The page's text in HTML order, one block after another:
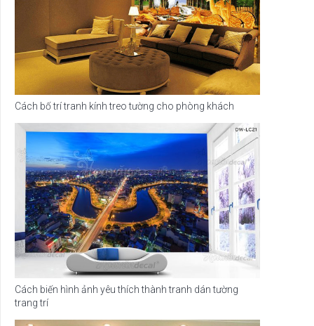
Cách bố trí tranh kính treo tường cho phòng khách
Cách biến hình ảnh yêu thích thành tranh dán tường
trang trí